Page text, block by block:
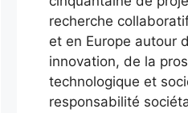
recherche
et en Europe autour
innovation, de la
technologique et
responsabilité